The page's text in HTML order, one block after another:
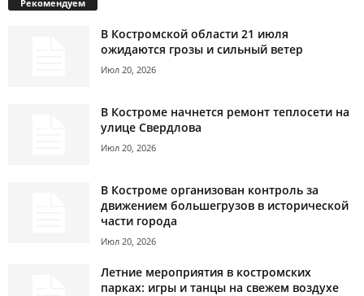
Рекомендуем
В Костромской области 21 июля
ожидаются грозы и сильный ветер
Июл 20, 2026
В Костроме начнется ремонт теплосети на
улице Свердлова
Июл 20, 2026
В Костроме организован контроль за
движением большегрузов в исторической
части города
Июл 20, 2026
Летние мероприятия в костромских
парках: игры и танцы на свежем воздухе